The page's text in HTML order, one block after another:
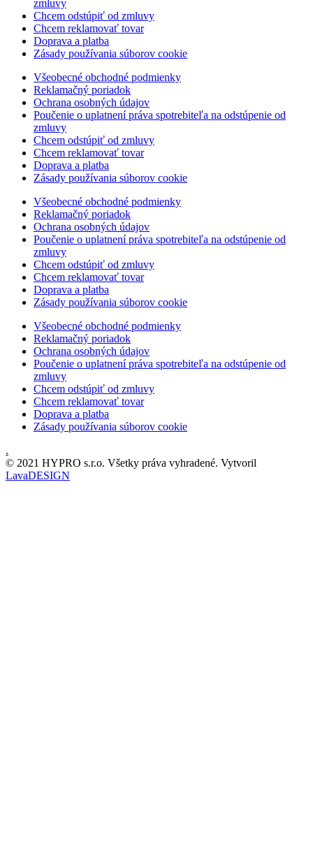
zmluvy
Chcem odstúpiť od zmluvy
Chcem reklamovať tovar
Doprava a platba
Zásady používania súborov cookie
Všeobecné obchodné podmienky
Reklamačný poriadok
Ochrana osobných údajov
Poučenie o uplatnení práva spotrebiteľa na odstúpenie od
zmluvy
Chcem odstúpiť od zmluvy
Chcem reklamovať tovar
Doprava a platba
Zásady používania súborov cookie
Všeobecné obchodné podmienky
Reklamačný poriadok
Ochrana osobných údajov
Poučenie o uplatnení práva spotrebiteľa na odstúpenie od
zmluvy
Chcem odstúpiť od zmluvy
Chcem reklamovať tovar
Doprava a platba
Zásady používania súborov cookie
Všeobecné obchodné podmienky
Reklamačný poriadok
Ochrana osobných údajov
Poučenie o uplatnení práva spotrebiteľa na odstúpenie od
zmluvy
Chcem odstúpiť od zmluvy
Chcem reklamovať tovar
Doprava a platba
Zásady používania súborov cookie
.
© 2021 HYPRO s.r.o. Všetky práva vyhradené. Vytvoril
LavaDESIGN